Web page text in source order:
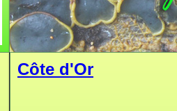
Côte d'Or